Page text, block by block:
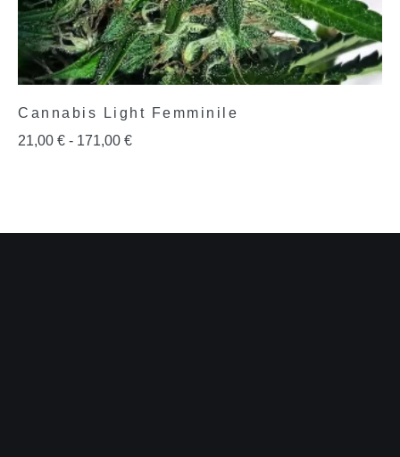
Cannabis Light Femminile
21,00 € - 171,00 €